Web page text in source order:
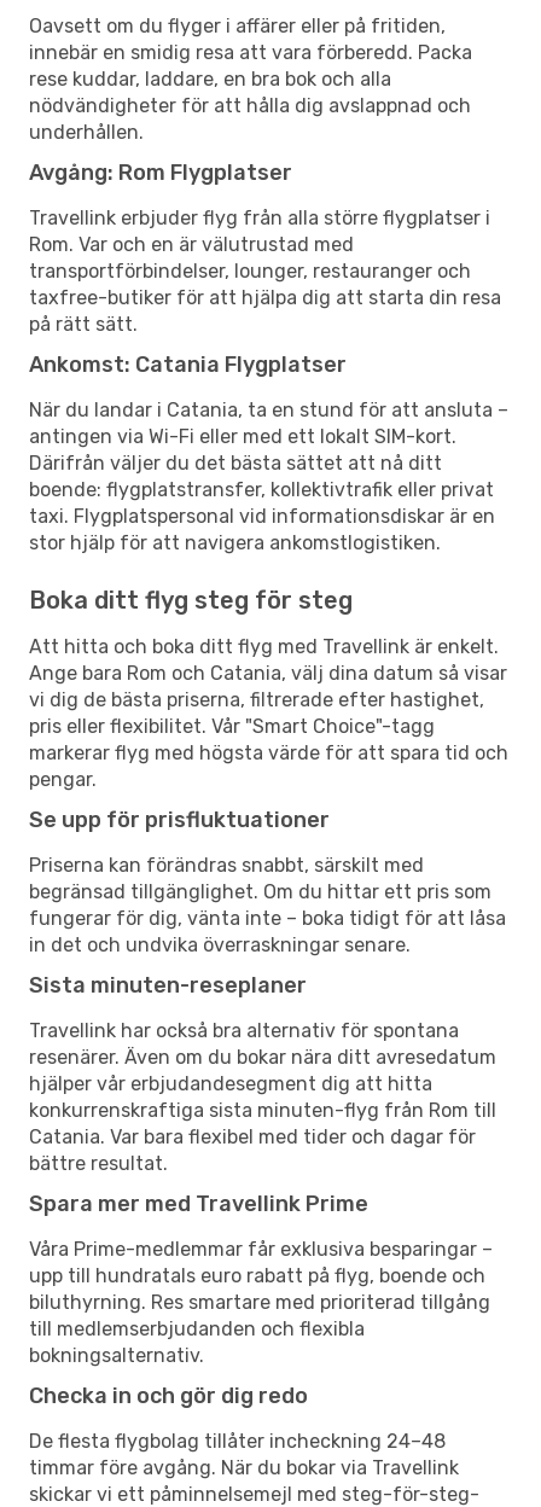
Oavsett om du flyger i affärer eller på fritiden,
innebär en smidig resa att vara förberedd. Packa
rese kuddar, laddare, en bra bok och alla
nödvändigheter för att hålla dig avslappnad och
underhållen.
Avgång: Rom Flygplatser
Travellink erbjuder flyg från alla större flygplatser i
Rom. Var och en är välutrustad med
transportförbindelser, lounger, restauranger och
taxfree-butiker för att hjälpa dig att starta din resa
på rätt sätt.
Ankomst: Catania Flygplatser
När du landar i Catania, ta en stund för att ansluta –
antingen via Wi-Fi eller med ett lokalt SIM-kort.
Därifrån väljer du det bästa sättet att nå ditt
boende: flygplatstransfer, kollektivtrafik eller privat
taxi. Flygplatspersonal vid informationsdiskar är en
stor hjälp för att navigera ankomstlogistiken.
Boka ditt flyg steg för steg
Att hitta och boka ditt flyg med Travellink är enkelt.
Ange bara Rom och Catania, välj dina datum så visar
vi dig de bästa priserna, filtrerade efter hastighet,
pris eller flexibilitet. Vår "Smart Choice"-tagg
markerar flyg med högsta värde för att spara tid och
pengar.
Se upp för prisfluktuationer
Priserna kan förändras snabbt, särskilt med
begränsad tillgänglighet. Om du hittar ett pris som
fungerar för dig, vänta inte – boka tidigt för att låsa
in det och undvika överraskningar senare.
Sista minuten-reseplaner
Travellink har också bra alternativ för spontana
resenärer. Även om du bokar nära ditt avresedatum
hjälper vår erbjudandesegment dig att hitta
konkurrenskraftiga sista minuten-flyg från Rom till
Catania. Var bara flexibel med tider och dagar för
bättre resultat.
Spara mer med Travellink Prime
Våra Prime-medlemmar får exklusiva besparingar –
upp till hundratals euro rabatt på flyg, boende och
biluthyrning. Res smartare med prioriterad tillgång
till medlemserbjudanden och flexibla
bokningsalternativ.
Checka in och gör dig redo
De flesta flygbolag tillåter incheckning 24–48
timmar före avgång. När du bokar via Travellink
skickar vi ett påminnelsemejl med steg-för-steg-